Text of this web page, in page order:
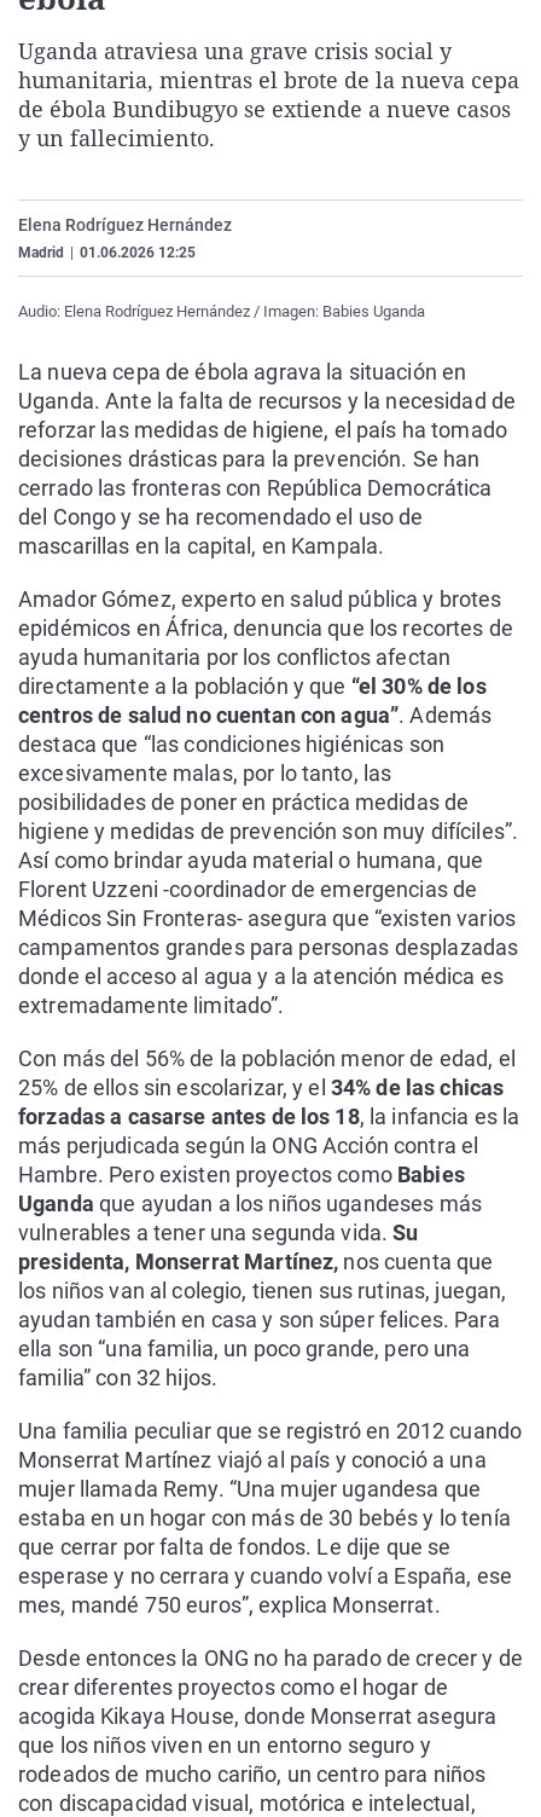
Gente viajera
Como el perro y el
Retornados
Equipo de
Galicia
La Rioja
Televisión
Elecciones
Uganda atraviesa una grave crisis social y
humanitaria, mientras el brote de la nueva cepa
de ébola Bundibugyo se extiende a nueve casos
y un fallecimiento.
Elena Rodríguez Hernández
Madrid 01.06.2026 12:25
Audio: Elena Rodríguez Hernández / Imagen: Babies Uganda
La nueva cepa de ébola agrava la situación en
Uganda. Ante la falta de recursos y la necesidad de
reforzar las medidas de higiene, el país ha tomado
decisiones drásticas para la prevención. Se han
cerrado las fronteras con República Democrática
del Congo y se ha recomendado el uso de
mascarillas en la capital, en Kampala.
Amador Gómez, experto en salud pública y brotes
epidémicos en África, denuncia que los recortes de
ayuda humanitaria por los conflictos afectan
directamente a la población y que “el 30% de los
centros de salud no cuentan con agua”. Además
destaca que “las condiciones higiénicas son
excesivamente malas, por lo tanto, las
posibilidades de poner en práctica medidas de
higiene y medidas de prevención son muy difíciles”.
Así como brindar ayuda material o humana, que
Florent Uzzeni -coordinador de emergencias de
Médicos Sin Fronteras- asegura que “existen varios
campamentos grandes para personas desplazadas
donde el acceso al agua y a la atención médica es
extremadamente limitado”.
Con más del 56% de la población menor de edad, el
25% de ellos sin escolarizar, y el 34% de las chicas
forzadas a casarse antes de los 18, la infancia es la
más perjudicada según la ONG Acción contra el
Hambre. Pero existen proyectos como Babies
Uganda que ayudan a los niños ugandeses más
vulnerables a tener una segunda vida.Su
presidenta, Monserrat Martínez, nos cuenta que
los niños van al colegio, tienen sus rutinas, juegan,
ayudan también en casa y son súper felices. Para
ella son “una familia, un poco grande, pero una
familia” con 32 hijos.
Una familia peculiar que se registró en 2012 cuando
Monserrat Martínez viajó al país y conoció a una
mujer llamada Remy. “Una mujer ugandesa que
estaba en un hogar con más de 30 bebés y lo tenía
que cerrar por falta de fondos. Le dije que se
esperase y no cerrara y cuando volví a España, ese
mes, mandé 750 euros”, explica Monserrat.
Desde entonces la ONG no ha parado de crecer y de
crear diferentes proyectos como el hogar de
acogida Kikaya House, donde Monserrat asegura
que los niños viven en un entorno seguro y
rodeados de mucho cariño, un centro para niños
con discapacidad visual, motórica e intelectual,